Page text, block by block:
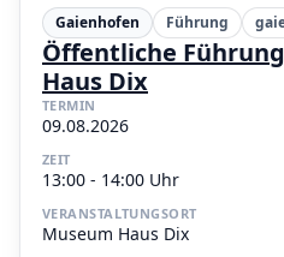
Gaienhofen Führung
Öffentliche
Haus Dix
TERMIN
09.08.2026
ZEIT
13:00 - 14:00 Uhr
VERANSTALTUNGSORT
Museum Haus Dix